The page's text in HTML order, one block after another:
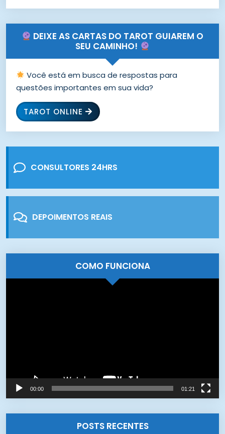
DEIXE AS CARTAS DO TAROT GUIAREM O
SEU CAMINHO!
Você está em busca de respostas para
questões importantes em sua vida?
TAROT ONLINE
CONSULTORES 24HRS
DEPOIMENTOS REAIS
COMO FUNCIONA
00:00 01:21
POSTS RECENTES